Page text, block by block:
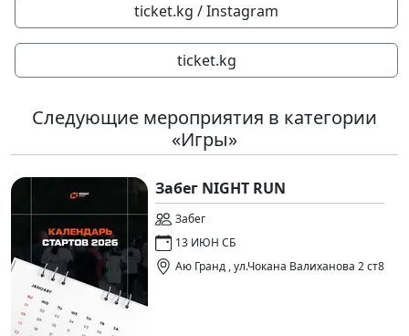
ticket.kg / Instagram
ticket.kg
Следующие мероприятия в категории
«Игры»
Забег NIGHT RUN
Забег
13 ИЮН СБ
Аю Гранд , ул.Чокана Валиханова 2 ст8